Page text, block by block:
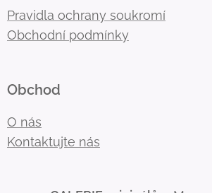
Pravidla ochrany soukromí
Obchodní podmínky
Obchod
O nás
Kontaktujte nás